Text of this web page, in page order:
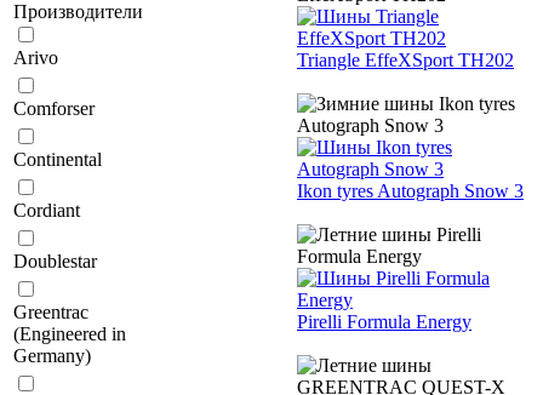
Производители
Arivo
Comforser
Continental
Cordiant
Doublestar
Greentrac
(Engineered in
Germany)
Triangle EffeXSport TH202
Ikon tyres Autograph Snow 3
Pirelli Formula Energy